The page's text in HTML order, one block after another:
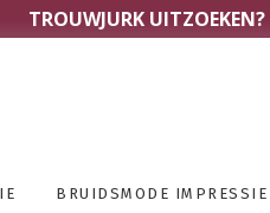
TROUWJURK UITZOEKEN?
BRUIDSMODE IMPRESSIE